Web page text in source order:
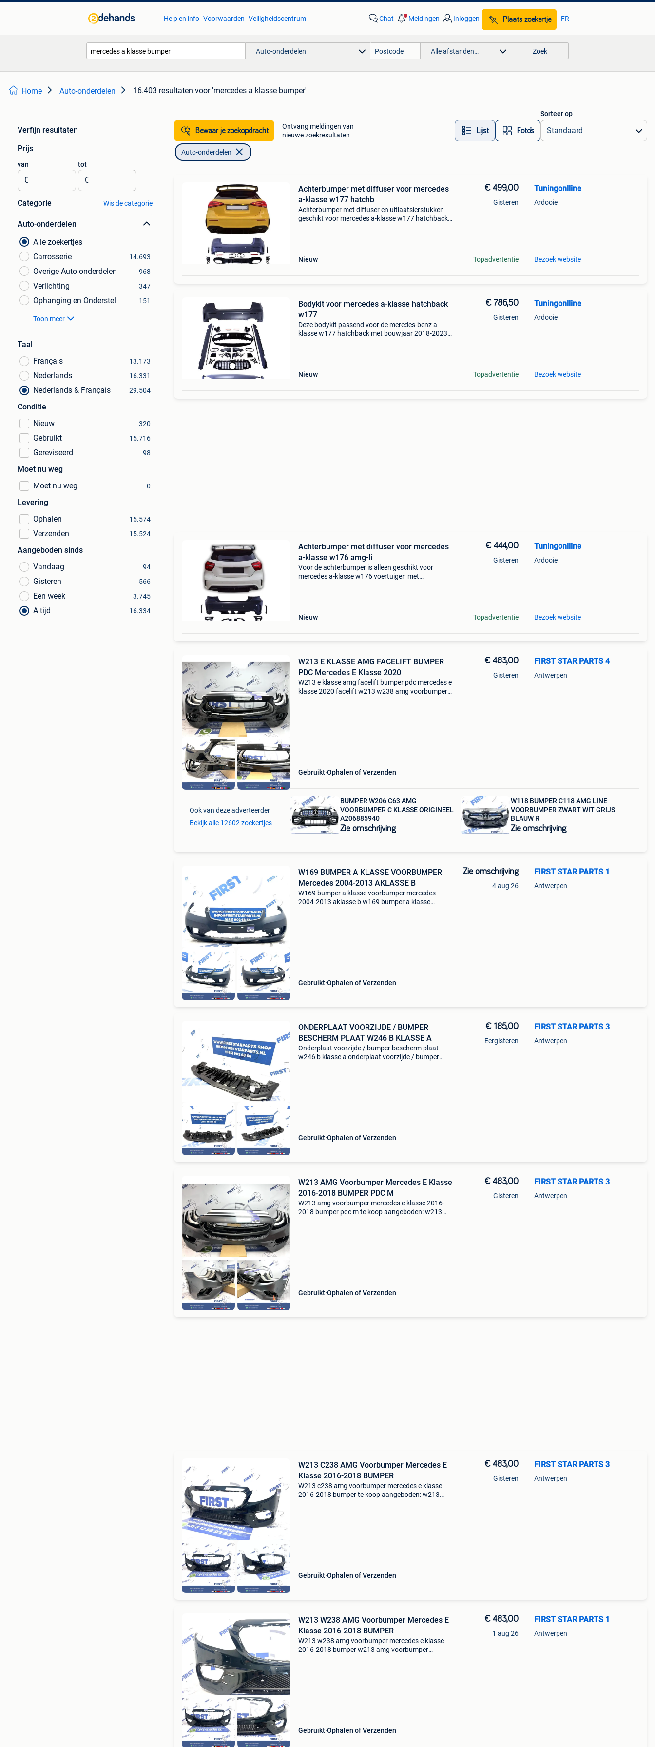
Help en info Voorwaarden Veiligheidscentrum Chat Meldingen Inloggen Plaats zoekertje FR
Auto-onderdelen Alle afstanden… Zoek
Home Auto-onderdelen 16.403 resultaten voor 'mercedes a klasse bumper'
Verfijn resultaten
Prijs
van
€
tot
€
Categorie Wis de categorie
Auto-onderdelen
Alle zoekertjes
Carrosserie
14.693
Overige Auto-onderdelen 968
Verlichting 347
Ophanging en Onderstel 151
Toon meer
Taal
Français
13.173
Nederlands 16.331
Nederlands & Français 29.504
Conditie
Nieuw
320
Gebruikt 15.716
Gereviseerd 98
Moet nu weg
Moet nu weg
0
Levering
Ophalen
15.574
Verzenden 15.524
Aangeboden sinds
Vandaag
94
Gisteren 566
Een week 3.745
Altijd 16.334
Bewaar je zoekopdracht
Ontvang meldingen van
nieuwe zoekresultaten
Lijst Foto’s
Sorteer op
Auto-onderdelen
Achterbumper met diffuser voor mercedes
a-klasse w177 hatchb
Achterbumper met diffuser en uitlaatsierstukken
geschikt voor mercedes a-klasse w177 hatchback
Nieuw
€ 499,00
Gisteren
Topadvertentie
Tuningonlline
Ardooie
Bezoek website
Bodykit voor mercedes a-klasse hatchback
w177
Deze bodykit passend voor de meredes-benz a
klasse w177 hatchback met bouwjaar 2018-2023
Nieuw
€ 786,50
Gisteren
Topadvertentie
Tuningonlline
Ardooie
Bezoek website
Achterbumper met diffuser voor mercedes
a-klasse w176 amg-li
Voor de achterbumper is alleen geschikt voor
mercedes a-klasse w176 voertuigen met
Nieuw
€ 444,00
Gisteren
Topadvertentie
Tuningonlline
Ardooie
Bezoek website
W213 E KLASSE AMG FACELIFT BUMPER
PDC Mercedes E Klasse 2020
W213 e klasse amg facelift bumper pdc mercedes e
klasse 2020 facelift w213 w238 amg voorbumper
Gebruikt Ophalen of Verzenden
€ 483,00
Gisteren
FIRST STAR PARTS 4
Antwerpen
Ook van deze adverteerder
Bekijk alle 12602 zoekertjes
BUMPER W206 C63 AMG
VOORBUMPER C KLASSE ORIGINEEL
A206885940
Zie omschrijving
W118 BUMPER C118 AMG LINE
VOORBUMPER ZWART WIT GRIJS
BLAUW R
Zie omschrijving
W169 BUMPER A KLASSE VOORBUMPER
Mercedes 2004-2013 AKLASSE B
W169 bumper a klasse voorbumper mercedes
2004-2013 aklasse b w169 bumper a klasse
Gebruikt Ophalen of Verzenden
Zie omschrijving
4 aug 26
FIRST STAR PARTS 1
Antwerpen
ONDERPLAAT VOORZIJDE / BUMPER
BESCHERM PLAAT W246 B KLASSE A
Onderplaat voorzijde / bumper bescherm plaat
w246 b klasse a onderplaat voorzijde / bumper
Gebruikt Ophalen of Verzenden
€ 185,00
Eergisteren
FIRST STAR PARTS 3
Antwerpen
W213 AMG Voorbumper Mercedes E Klasse
2016-2018 BUMPER PDC M
W213 amg voorbumper mercedes e klasse 2016-
2018 bumper pdc m te koop aangeboden: w213
Gebruikt Ophalen of Verzenden
€ 483,00
Gisteren
FIRST STAR PARTS 3
Antwerpen
W213 C238 AMG Voorbumper Mercedes E
Klasse 2016-2018 BUMPER
W213 c238 amg voorbumper mercedes e klasse
2016-2018 bumper te koop aangeboden: w213
Gebruikt Ophalen of Verzenden
€ 483,00
Gisteren
FIRST STAR PARTS 3
Antwerpen
W213 W238 AMG Voorbumper Mercedes E
Klasse 2016-2018 BUMPER
W213 w238 amg voorbumper mercedes e klasse
2016-2018 bumper w213 amg voorbumper
Gebruikt Ophalen of Verzenden
€ 483,00
1 aug 26
FIRST STAR PARTS 1
Antwerpen